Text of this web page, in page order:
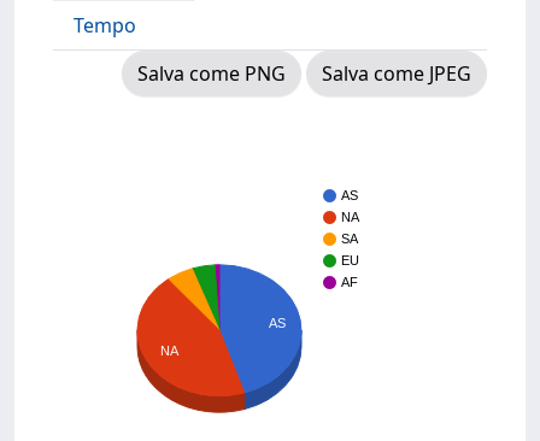
Tempo
Salva come PNG
Salva come JPEG
AS
NA
SA
EU
AF
AS
NA